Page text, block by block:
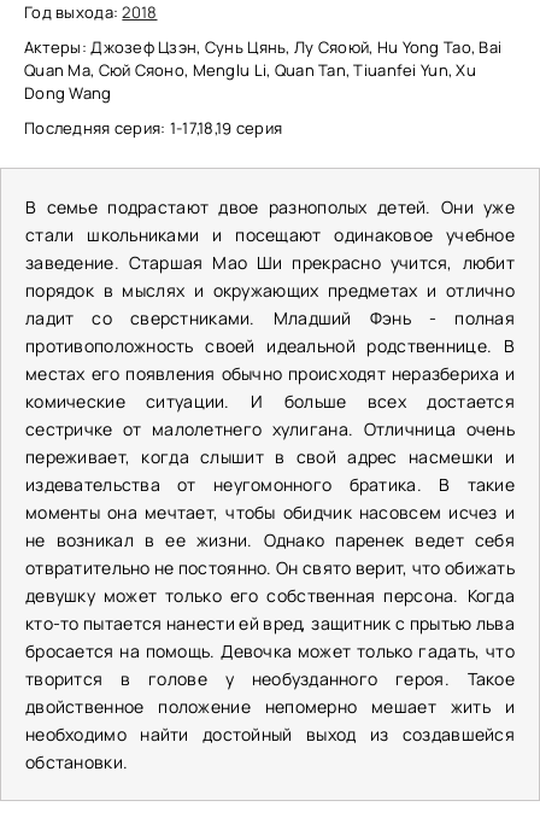
Год выхода:2018
Актеры: Джозеф Цзэн, Сунь Цянь, Лу Сяоюй, Hu Yong Tao, Bai
Quan Ma, Сюй Сяоно, Menglu Li, Quan Tan, Tiuanfei Yun, Xu
Dong Wang
Последняя серия: 1-17,18,19 серия
В семье подрастают двое разнополых детей. Они уже
стали школьниками и посещают одинаковое учебное
заведение. Старшая Мао Ши прекрасно учится, любит
порядок в мыслях и окружающих предметах и отлично
ладит со сверстниками. Младший Фэнь - полная
противоположность своей идеальной родственнице. В
местах его появления обычно происходят неразбериха и
комические ситуации. И больше всех достается
сестричке от малолетнего хулигана. Отличница очень
переживает, когда слышит в свой адрес насмешки и
издевательства от неугомонного братика. В такие
моменты она мечтает, чтобы обидчик насовсем исчез и
не возникал в ее жизни. Однако паренек ведет себя
отвратительно не постоянно. Он свято верит, что обижать
девушку может только его собственная персона. Когда
кто-то пытается нанести ей вред, защитник с прытью льва
бросается на помощь. Девочка может только гадать, что
творится в голове у необузданного героя. Такое
двойственное положение непомерно мешает жить и
необходимо найти достойный выход из создавшейся
обстановки.